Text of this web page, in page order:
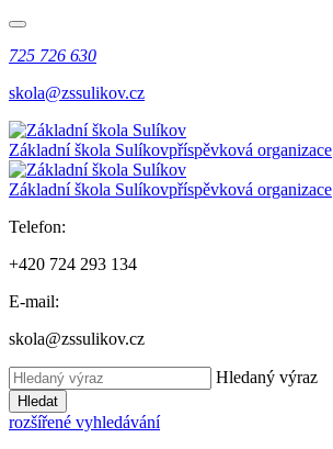
725 726 630
skola@zssulikov.cz
Základní škola Sulíkovpříspěvková organizace
Základní škola Sulíkovpříspěvková organizace
Telefon:
+420 724 293 134
E-mail:
skola@zssulikov.cz
Hledaný výraz
Hledat
rozšířené vyhledávání